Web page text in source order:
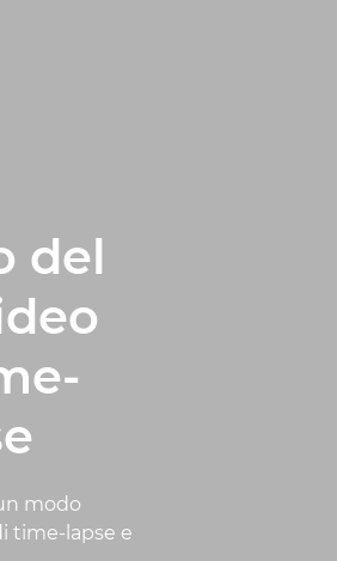
del
modo
time-lapse e